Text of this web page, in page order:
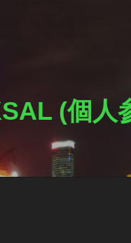
(個人